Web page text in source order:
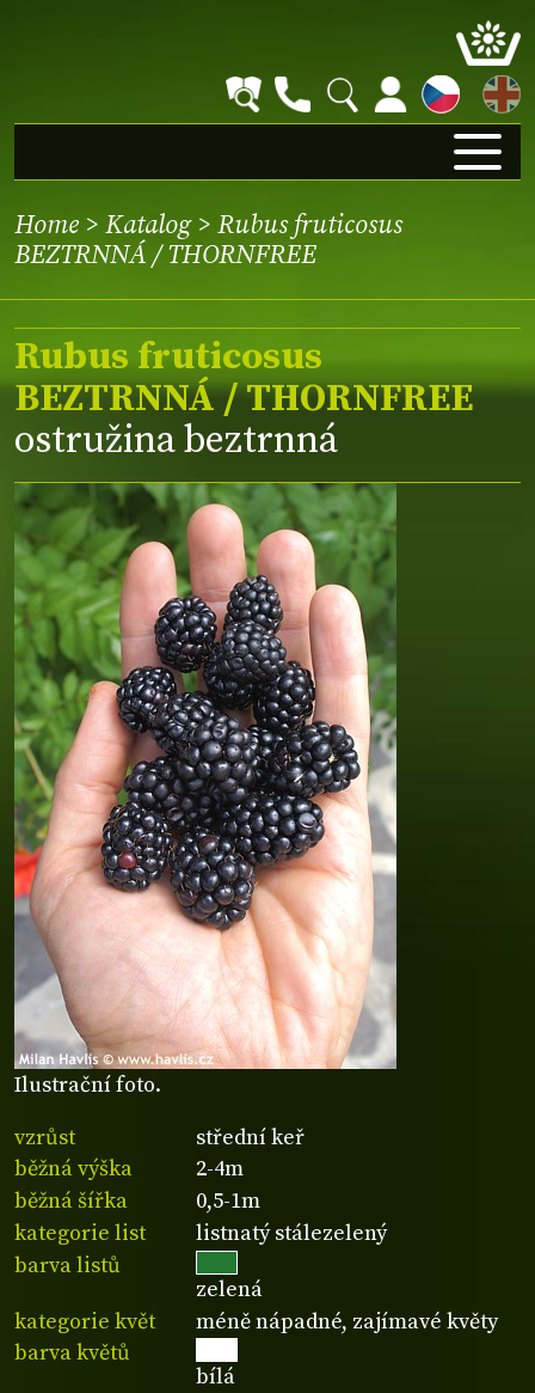
EN
Home > Katalog> Rubus fruticosus
BEZTRNNÁ / THORNFREE
Ilustrační foto.
Rubus fruticosus
BEZTRNNÁ / THORNFREE
ostružina beztrnná
vzrůst
střední keř
běžná výška
2-4m
běžná šířka
0,5-1m
kategorie list
listnatý stálezelený
barva listů
zelená
kategorie květ
méně nápadné, zajímavé květy
barva květů
bílá